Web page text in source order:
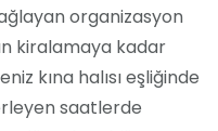
organizasyon
kiralamaya kadar
kına halısı eşliğinde
saatlerde